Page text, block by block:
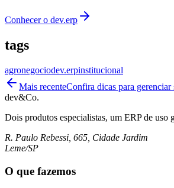
Conhecer o dev.erp
tags
agronegociodev.erpinstitucional
Mais recenteConfira dicas para
dev&Co.
Dois produtos especialistas, um ERP de uso
R. Paulo Rebessi, 665, Cidade Jardim
Leme/SP
O que fazemos